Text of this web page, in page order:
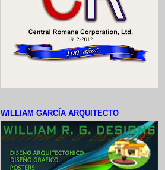
WILLIAM GARCÍA ARQUITECTO